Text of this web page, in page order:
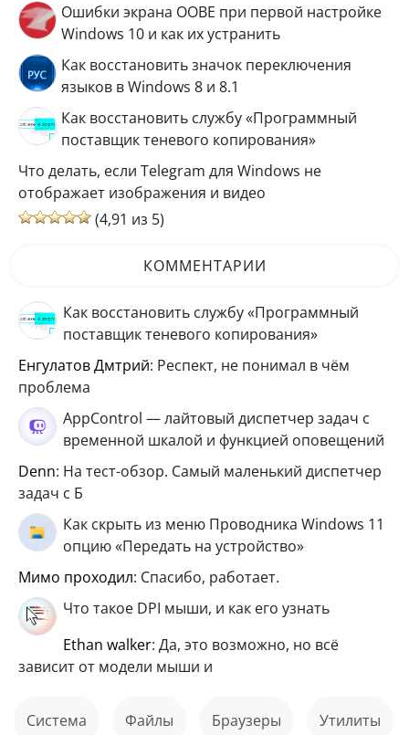
Ошибки экрана OOBE при первой настройке
Windows 10 и как их устранить
Как восстановить значок переключения
языков в Windows 8 и 8.1
Как восстановить службу «Программный
поставщик теневого копирования»
Что делать, если Telegram для Windows не
отображает изображения и видео
(4,91 из 5)
КОММЕНТАРИИ
Как восстановить службу «Программный
поставщик теневого копирования»
Енгулатов Дмтрий: Респект, не понимал в чём
проблема
AppControl — лайтовый диспетчер задач с
временной шкалой и функцией оповещений
Denn: На тест-обзор. Самый маленький диспетчер
задач с Б
Как скрыть из меню Проводника Windows 11
опцию «Передать на устройство»
мимо проходил: Спасибо, работает.
Что такое DPI мыши, и как его узнать
ethan walker: Да, это возможно, но всё
зависит от модели мыши и
Система файлы Браузеры Утилиты